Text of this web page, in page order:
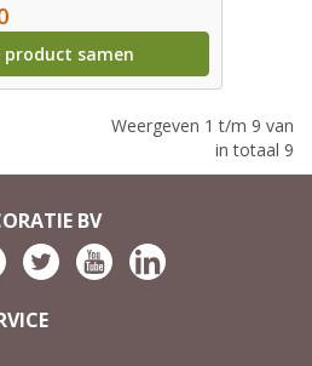
product samen
Weergeven 1 t/m 9 van
in totaal 9
BV